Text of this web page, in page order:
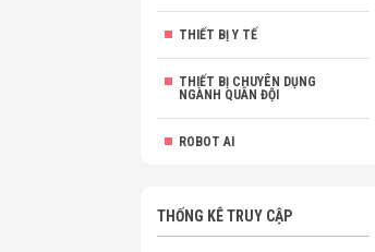
THIẾT BỊ Y TẾ
THIẾT BỊ CHUYÊN DỤNG
NGÀNH QUÂN ĐỘI
ROBOT AI
THỐNG KÊ TRUY CẬP